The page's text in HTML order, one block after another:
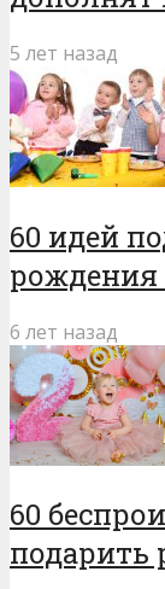
5 лет назад
60 идей
рождения
6 лет назад
60
подарить